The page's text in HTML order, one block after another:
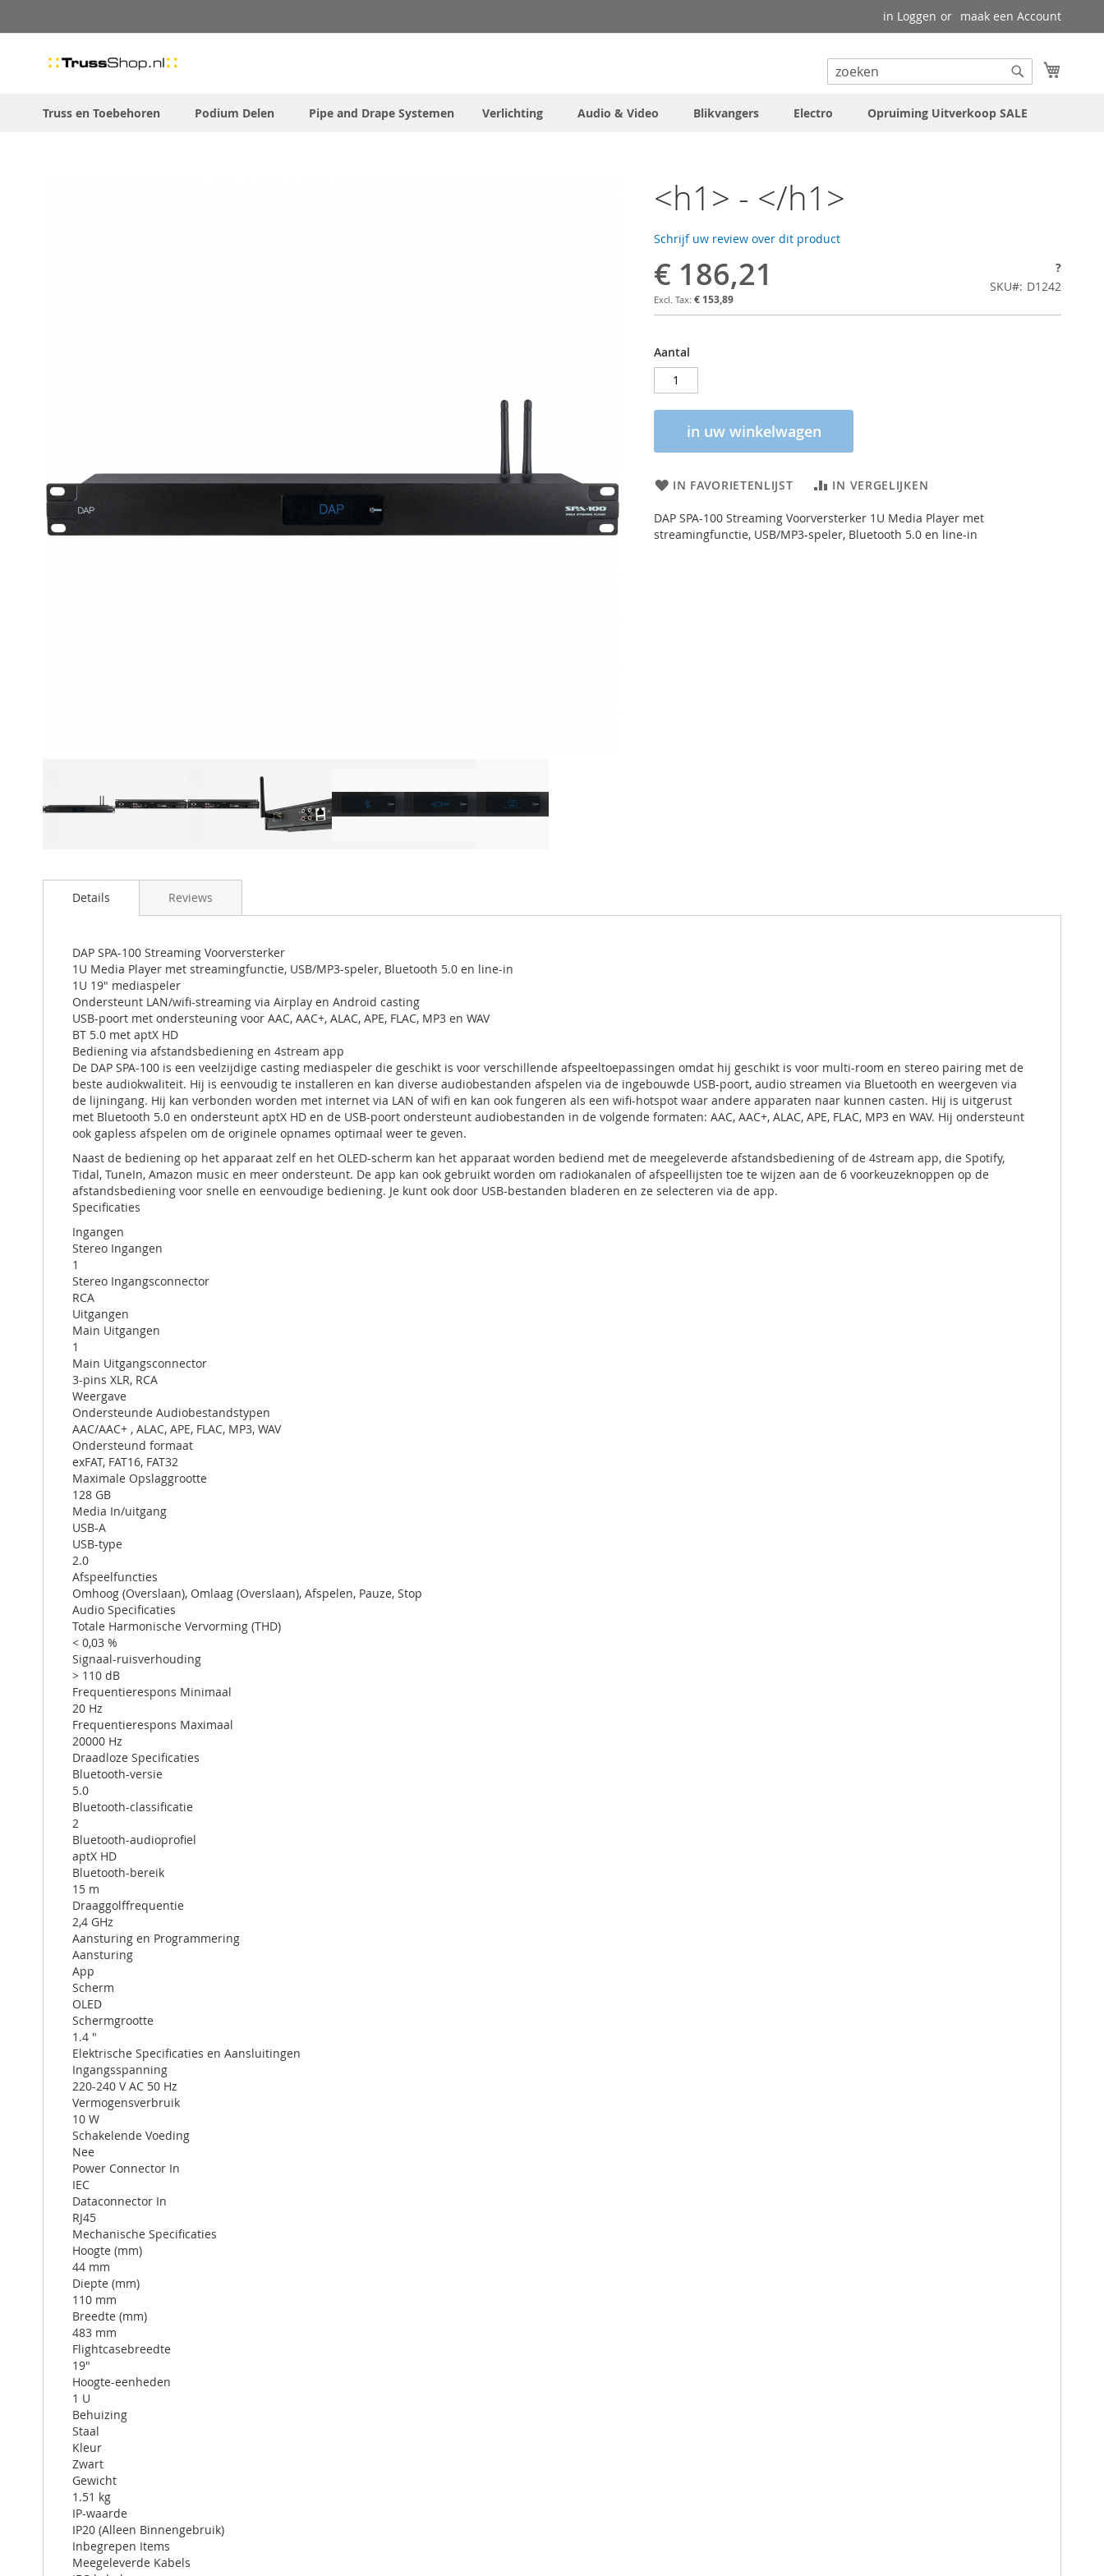
to
in Loggen maak een Account
Search
Truss en Toebehoren
Podium Delen Pipe and Drape Systemen Verlichting Audio & Video Blikvangers Electro Opruiming Uitverkoop SALE
<h1> - </h1>
Schrijf uw review over dit product
€ 186,21
€ 153,89
?
SKU
D1242
Aantal
in uw winkelwagen
IN FAVORIETENLIJST IN VERGELIJKEN
DAP SPA-100 Streaming Voorversterker 1U Media Player met
streamingfunctie, USB/MP3-speler, Bluetooth 5.0 en line-in
Details Reviews
DAP SPA-100 Streaming Voorversterker
1U Media Player met streamingfunctie, USB/MP3-speler, Bluetooth 5.0 en line-in
1U 19" mediaspeler
Ondersteunt LAN/wifi-streaming via Airplay en Android casting
USB-poort met ondersteuning voor AAC, AAC+, ALAC, APE, FLAC, MP3 en WAV
BT 5.0 met aptX HD
Bediening via afstandsbediening en 4stream app
De DAP SPA-100 is een veelzijdige casting mediaspeler die geschikt is voor verschillende afspeeltoepassingen omdat hij geschikt is voor multi-room en stereo pairing met de
beste audiokwaliteit. Hij is eenvoudig te installeren en kan diverse audiobestanden afspelen via de ingebouwde USB-poort, audio streamen via Bluetooth en weergeven via
de lijningang. Hij kan verbonden worden met internet via LAN of wifi en kan ook fungeren als een wifi-hotspot waar andere apparaten naar kunnen casten. Hij is uitgerust
met Bluetooth 5.0 en ondersteunt aptX HD en de USB-poort ondersteunt audiobestanden in de volgende formaten: AAC, AAC+, ALAC, APE, FLAC, MP3 en WAV. Hij ondersteunt
ook gapless afspelen om de originele opnames optimaal weer te geven.
Naast de bediening op het apparaat zelf en het OLED-scherm kan het apparaat worden bediend met de meegeleverde afstandsbediening of de 4stream app, die Spotify,
Tidal, TuneIn, Amazon music en meer ondersteunt. De app kan ook gebruikt worden om radiokanalen of afspeellijsten toe te wijzen aan de 6 voorkeuzeknoppen op de
afstandsbediening voor snelle en eenvoudige bediening. Je kunt ook door USB-bestanden bladeren en ze selecteren via de app.
Specificaties
Ingangen
Stereo Ingangen
1
Stereo Ingangsconnector
RCA
Uitgangen
Main Uitgangen
1
Main Uitgangsconnector
3-pins XLR, RCA
Weergave
Ondersteunde Audiobestandstypen
AAC/AAC+ , ALAC, APE, FLAC, MP3, WAV
Ondersteund formaat
exFAT, FAT16, FAT32
Maximale Opslaggrootte
128 GB
Media In/uitgang
USB-A
USB-type
2.0
Afspeelfuncties
Omhoog (Overslaan), Omlaag (Overslaan), Afspelen, Pauze, Stop
Audio Specificaties
Totale Harmonische Vervorming (THD)
< 0,03 %
Signaal-ruisverhouding
> 110 dB
Frequentierespons Minimaal
20 Hz
Frequentierespons Maximaal
20000 Hz
Draadloze Specificaties
Bluetooth-versie
5.0
Bluetooth-classificatie
2
Bluetooth-audioprofiel
aptX HD
Bluetooth-bereik
15 m
Draaggolffrequentie
2,4 GHz
Aansturing en Programmering
Aansturing
App
Scherm
OLED
Schermgrootte
1.4 "
Elektrische Specificaties en Aansluitingen
Ingangsspanning
220-240 V AC 50 Hz
Vermogensverbruik
10 W
Schakelende Voeding
Nee
Power Connector In
IEC
Dataconnector In
RJ45
Mechanische Specificaties
Hoogte (mm)
44 mm
Diepte (mm)
110 mm
Breedte (mm)
483 mm
Flightcasebreedte
19"
Hoogte-eenheden
1 U
Behuizing
Staal
Kleur
Zwart
Gewicht
1.51 kg
IP-waarde
IP20 (Alleen Binnengebruik)
Inbegrepen Items
Meegeleverde Kabels